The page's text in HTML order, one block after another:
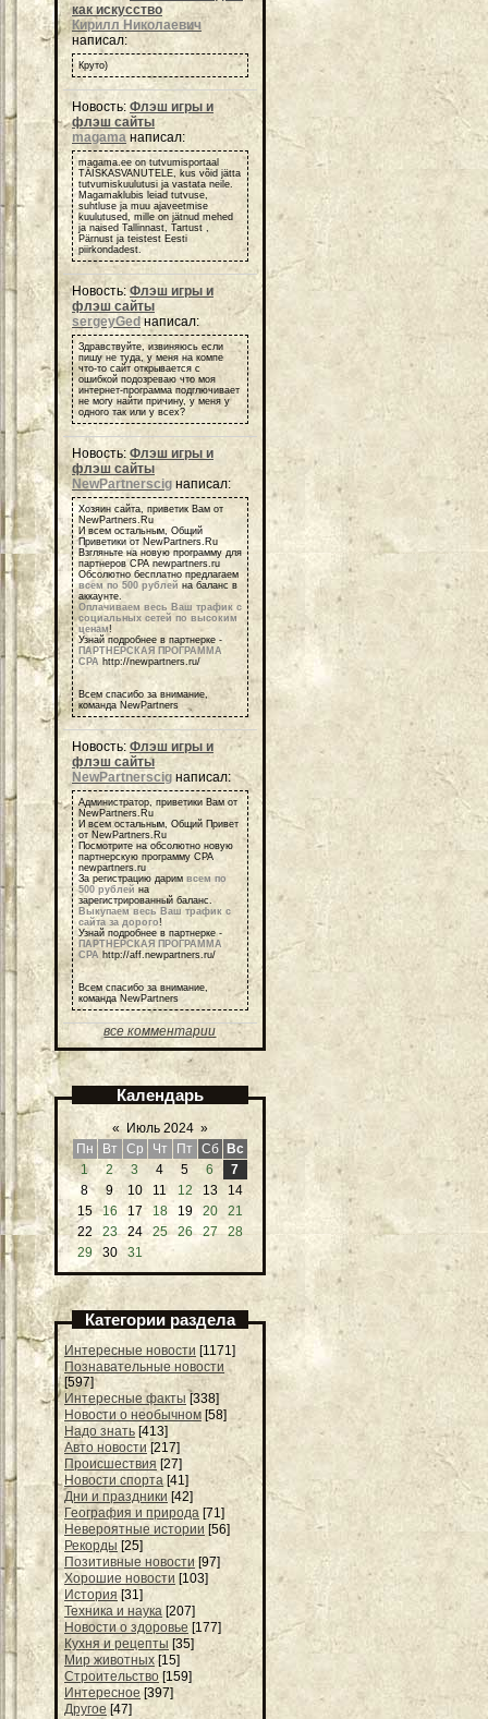
как искусство
Кирилл Николаевич
написал:
Круто)
Новость: Флэш игры и
флэш сайты
magama написал:
magama.ee on tutvumisportaal
TÄISKASVANUTELE, kus võid jätta
tutvumiskuulutusi ja vastata neile.
Magamaklubis leiad tutvuse,
suhtluse ja muu ajaveetmise
kuulutused, mille on jätnud mehed
ja naised Tallinnast, Tartust ,
Pärnust ja teistest Eesti
piirkondadest.
Новость:Флэш игры и
флэш сайты
sergeyGedнаписал:
Здравствуйте, извиняюсь если
пишу не туда, у меня на компе
что-то сайт открывается с
ошибкой подозреваю что моя
интернет-программа подглючивает
не могу найти причину, у меня у
одного так или у всех?
Новость: Флэш игры и
флэш сайты
NewPartnerscig написал:
Хозяин сайта, приветик Вам от
NewPartners.Ru
И всем остальным, Общий
Приветики от NewPartners.Ru
Взгляньте на новую программу для
партнеров СРА newpartners.ru
Обсолютно бесплатно предлагаем
всем по 500 рублей на баланс в
аккаунте.
Оплачиваем весь Ваш трафик с
социальных сетей по высоким
ценам!
Узнай подробнее в партнерке -
ПАРТНЕРСКАЯ ПРОГРАММА
СРА http://newpartners.ru/
Всем спасибо за внимание,
команда NewPartners
Новость: Флэш игры и
флэш сайты
NewPartnerscig написал:
Администратор, приветики Вам от
NewPartners.Ru
И всем остальным, Общий Привет
от NewPartners.Ru
Посмотрите на обсолютно новую
партнерскую программу СРА
newpartners.ru
За регистрацию дарим всем по
500 рублей на
зарегистрированный баланс.
Выкупаем весь Ваш трафик с
сайта за дорого!
Узнай подробнее в партнерке -
ПАРТНЕРСКАЯ ПРОГРАММА
СРА http://aff.newpartners.ru/
Всем спасибо за внимание,
команда NewPartners
все комментарии
Календарь
« Июль 2024 »
Пн
Вт Ср Чт Пт Сб
Вс
1
2 3 4 5 6
7
8
9 10 11 12 13
14
15
16 17 18 19 20
21
22
23 24 25 26 27
28
29
30 31
Категории раздела
Интересные новости [1171]
Познавательные новости
[597]
Интересные факты [338]
Новости о необычном [58]
Надо знать [413]
Авто новости [217]
Происшествия [27]
Новости спорта [41]
Дни и праздники [42]
География и природа [71]
Невероятные истории [56]
Рекорды [25]
Позитивные новости [97]
Хорошие новости [103]
История [31]
Техника и наука [207]
Новости о здоровье [177]
Кухня и рецепты [35]
Мир животных [15]
Строительство [159]
Интересное [397]
Другое [47]